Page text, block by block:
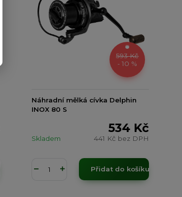
593 Kč
- 10 %
Náhradní mělká cívka Delphin
INOX 80 S
534 Kč
441 Kč bez DPH
Skladem
Přidat do košíku